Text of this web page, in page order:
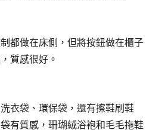
都做在床側，但將按鈕做在櫃子
質感很好。
衣袋、環保袋，還有擦鞋刷鞋
有質感，珊瑚絨浴袍和毛毛拖鞋